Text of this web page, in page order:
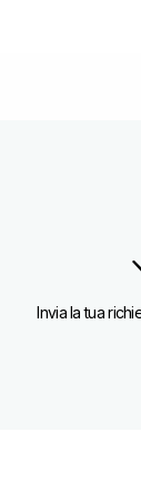
Invia la tua